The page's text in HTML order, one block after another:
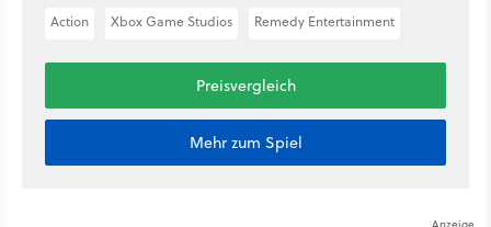
Action Xbox Game Studios Remedy Entertainment
Preisvergleich
Mehr zum Spiel